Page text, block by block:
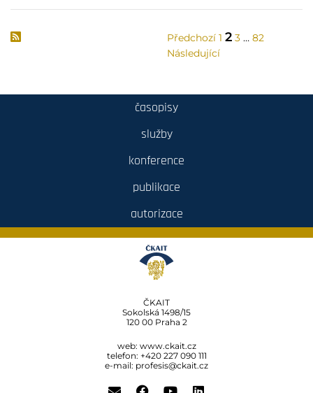
Předchozí 1 2 3 … 82
Následující
časopisy
služby
konference
publikace
autorizace
ČKAIT
Sokolská 1498/15
120 00 Praha 2
web: www.ckait.cz
telefon: +420 227 090 111
e-mail: profesis@ckait.cz